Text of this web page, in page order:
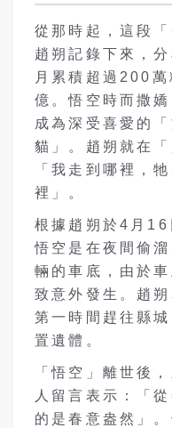
從那時起，這段
趙朔記錄下來，
月累積超過200萬
億。悟空時而撒
成為深受喜愛的
貓」。趙朔就在
「我走到哪裡，
裡」。
根據趙朔於4月16
悟空是在夜間偷
輛的車底，由於
致意外發生。趙
第一時間趕往縣
置遺體。
「悟空」離世後
人留言表示：「
的是春意盎然」